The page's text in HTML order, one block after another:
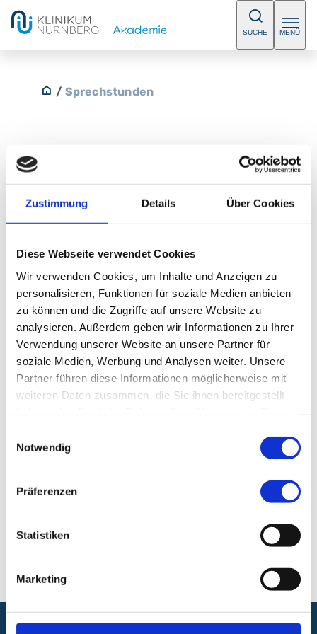
Zustimmung Details Über Cookies
Diese Webseite verwendet Cookies
Wir verwenden Cookies, um Inhalte und Anzeigen zu
personalisieren, Funktionen für soziale Medien anbieten
zu können und die Zugriffe auf unsere Website zu
analysieren. Außerdem geben wir Informationen zu Ihrer
Verwendung unserer Website an unsere Partner für
soziale Medien, Werbung und Analysen weiter. Unsere
Partner führen diese Informationen möglicherweise mit
weiteren Daten zusammen, die Sie ihnen bereitgestellt
Notwendig
Präferenzen
Statistiken
Marketing
SUCHE MENÜ
/ Sprechstunden
Funktionelle Blasen- und
Darmentleerungsstörungen
vereinbaren Sie einen Termin.
kinderchirurgie@klinikum-nuernberg.de
Telefon:
+49 (0) 911 398-7538
+49 (0) 911 398-5459
Klinik für Kinder- und Jugendchirurgie und
Kinderurologie
90471 Nürnberg
E-Mail: kinderchirurgie@klinikum-nuernberg.de